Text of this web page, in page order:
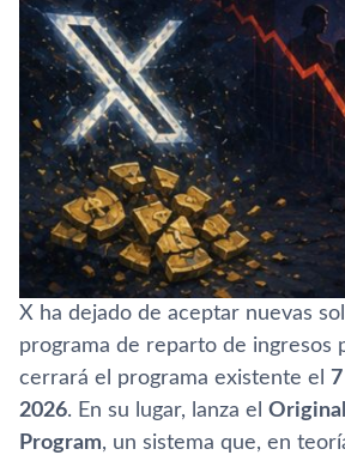
X ha dejado de aceptar nuevas
programa de reparto de ingresos
cerrará el programa existente el
2026. En su lugar, lanza el
Program, un sistema que, en